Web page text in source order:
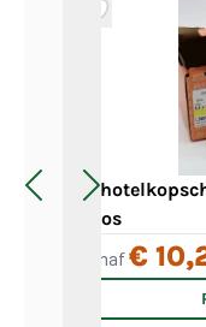
doos
Vanaf€